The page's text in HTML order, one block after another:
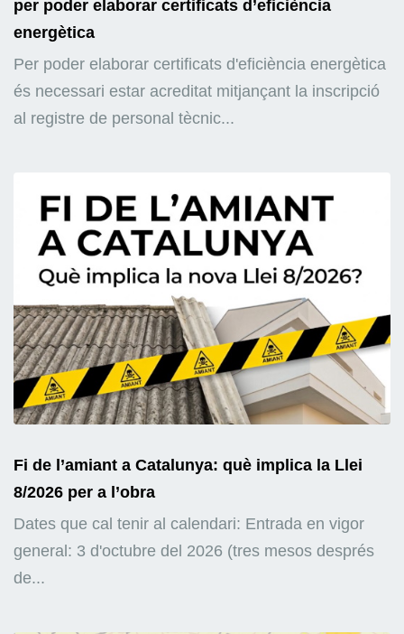
per poder elaborar certificats d’eficiència
energètica
Per poder elaborar certificats d'eficiència energètica
és necessari estar acreditat mitjançant la inscripció
al registre de personal tècnic...
Fi de l’amiant a Catalunya: què implica la Llei
8/2026 per a l’obra
Dates que cal tenir al calendari: Entrada en vigor
general: 3 d'octubre del 2026 (tres mesos després
de...